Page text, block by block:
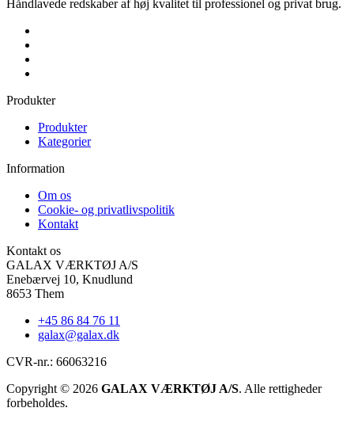
Håndlavede redskaber af høj kvalitet til professionel og privat brug.
Produkter
Produkter
Kategorier
Information
Om os
Cookie- og privatlivspolitik
Kontakt
Kontakt os
GALAX VÆRKTØJ A/S
Enebærvej 10, Knudlund
8653 Them
+45 86 84 76 11
galax@galax.dk
CVR-nr.: 66063216
Copyright © 2026 GALAX VÆRKTØJ A/S. Alle rettigheder
forbeholdes.